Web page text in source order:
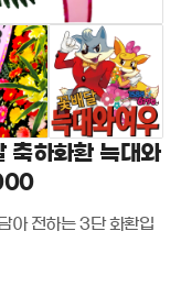
축하화환 늑대와
아 전하는 3단 화환입